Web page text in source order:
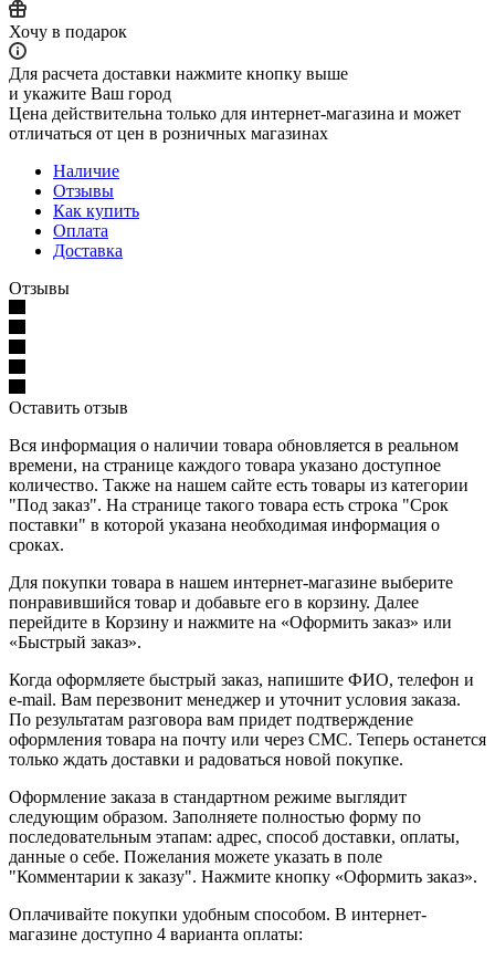
Хочу в подарок
Для расчета доставки нажмите кнопку выше
и укажите Ваш город
Цена действительна только для интернет-магазина и может
отличаться от цен в розничных магазинах
Наличие
Отзывы
Как купить
Оплата
Доставка
Отзывы
Оставить отзыв
Вся информация о наличии товара обновляется в реальном
времени, на странице каждого товара указано доступное
количество. Также на нашем сайте есть товары из категории
"Под заказ". На странице такого товара есть строка "Срок
поставки" в которой указана необходимая информация о
сроках.
Для покупки товара в нашем интернет-магазине выберите
понравившийся товар и добавьте его в корзину. Далее
перейдите в Корзину и нажмите на «Оформить заказ» или
«Быстрый заказ».
Когда оформляете быстрый заказ, напишите ФИО, телефон и
e-mail. Вам перезвонит менеджер и уточнит условия заказа.
По результатам разговора вам придет подтверждение
оформления товара на почту или через СМС. Теперь останется
только ждать доставки и радоваться новой покупке.
Оформление заказа в стандартном режиме выглядит
следующим образом. Заполняете полностью форму по
последовательным этапам: адрес, способ доставки, оплаты,
данные о себе. Пожелания можете указать в поле
"Комментарии к заказу". Нажмите кнопку «Оформить заказ».
Оплачивайте покупки удобным способом. В интернет-
магазине доступно 4 варианта оплаты: